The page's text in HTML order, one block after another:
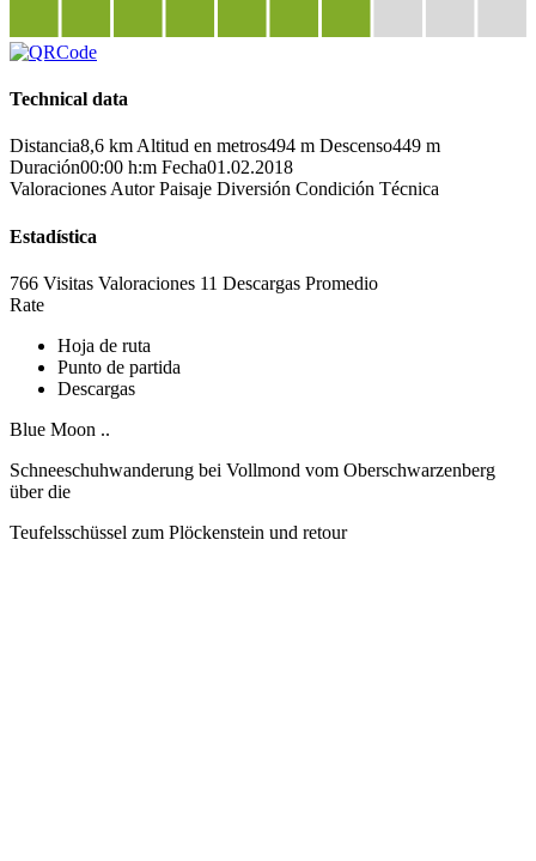
Technical data
Distancia8,6 km Altitud en metros494 m Descenso449 m
Duración00:00 h:m Fecha01.02.2018
Valoraciones Autor Paisaje Diversión Condición Técnica
Estadística
766 Visitas Valoraciones 11 Descargas Promedio
Rate
Hoja de ruta
Punto de partida
Descargas
Blue Moon ..
Schneeschuhwanderung bei Vollmond vom Oberschwarzenberg
über die
Teufelsschüssel zum Plöckenstein und retour